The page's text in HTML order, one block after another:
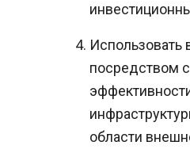
Использовать
посредством
области